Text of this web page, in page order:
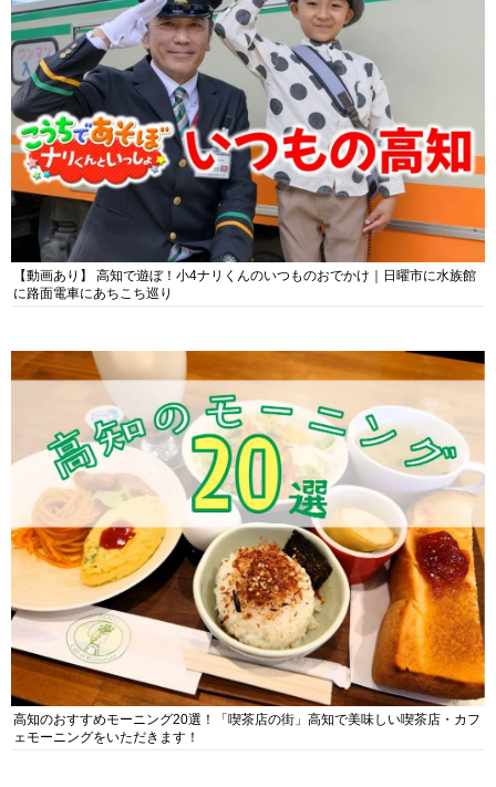
【動画あり】 高知で遊ぼ！小4ナリくんのいつものおでかけ｜日曜市に水族館
に路面電車にあちこち巡り
高知のおすすめモーニング20選！「喫茶店の街」高知で美味しい喫茶店・カフ
ェモーニングをいただきます！